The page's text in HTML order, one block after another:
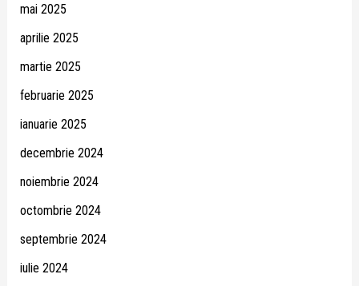
mai 2025
aprilie 2025
martie 2025
februarie 2025
ianuarie 2025
decembrie 2024
noiembrie 2024
octombrie 2024
septembrie 2024
iulie 2024